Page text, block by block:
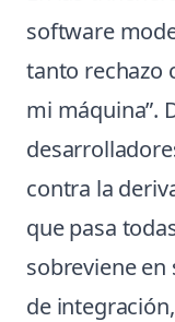
software
tanto rechazo
mi máquina”.
contra la
que pasa
sobreviene
de